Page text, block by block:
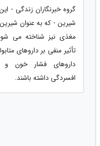
گروه خبرنگاران زندگی -
شیرین - که به عنوان
مغذی نیز شناخته می
تأثیر منفی بر داروهای
داروهای فشار خون و
افسردگی داشته باشند.